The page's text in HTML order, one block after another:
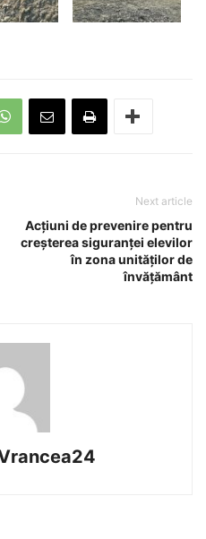
Next article
Acțiuni de prevenire pentru
creșterea siguranței elevilor
în zona unităților de
învățământ